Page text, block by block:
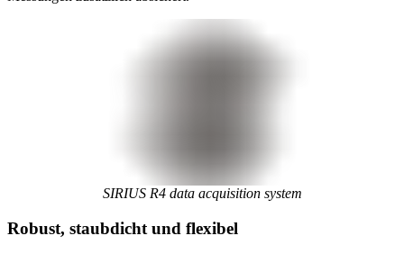
SIRIUS R4 data acquisition system
Robust, staubdicht und flexibel